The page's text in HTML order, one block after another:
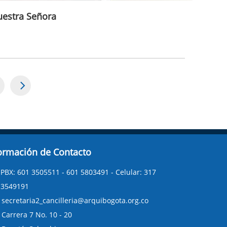
Señora
de Contacto
PBX: 601 3505511 - 601 5803491 - Celular: 317
3549191
secretaria2_cancilleria@arquibogota.org.co
Carrera 7 No. 10 - 20